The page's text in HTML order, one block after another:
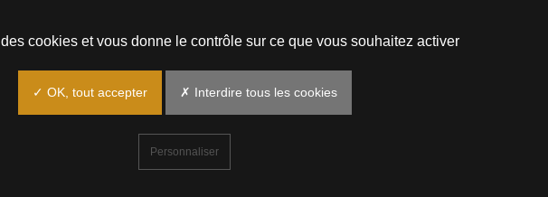
cookies et vous donne le contrôle sur ce que vous souhaitez activer
✓ OK, tout accepter ✗ Interdire tous les cookies
Personnaliser